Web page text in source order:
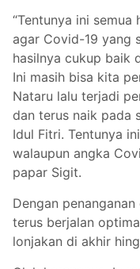
“Tentunya ini
agar Covid-19 yang
hasilnya cukup baik
Ini masih bisa kita
Nataru lalu terjadi
dan terus naik pada
Idul Fitri. Tentunya
walaupun angka
papar Sigit.
Dengan
terus berjalan
lonjakan di akhir